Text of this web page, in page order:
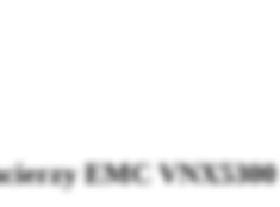
EMC VNX5300